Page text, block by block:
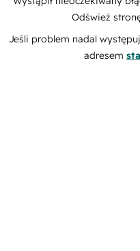
Odśwież
Jeśli problem nadal
adresem